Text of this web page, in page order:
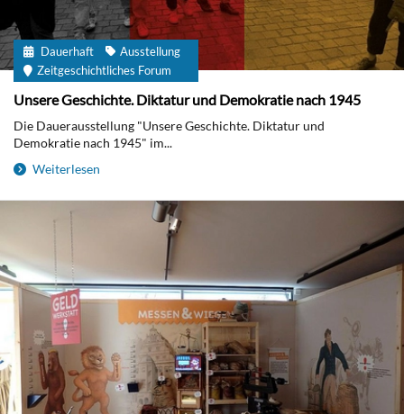
Dauerhaft
Ausstellung
Zeitgeschichtliches Forum
Unsere Geschichte. Diktatur und Demokratie nach 1945
Die Dauerausstellung "Unsere Geschichte. Diktatur und
Demokratie nach 1945" im...
Weiterlesen